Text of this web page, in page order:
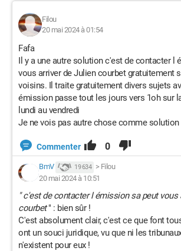
Filou
20 mai 2024 à 01:54
Fafa
Il y a une autre solution c'est de contacter l
vous arriver de Julien courbet gratuitement
voisins. Il traite gratuitement divers sujets
émission passe tout les jours vers 1oh sur
lundi au vendredi
Je ne vois pas autre chose comme solution
Commenter 0
BmV 19 634 > Filou
20 mai 2024 à 10:51
" c'est de contacter l émission sa peut vous
courbet" : bien sûr !
C'est absolument clair, c'est ce que font
ont un souci juridique, vu que ni les
n'existent pour eux !